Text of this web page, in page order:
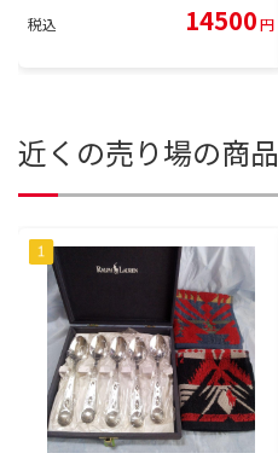
税込 14500円
近くの売り場の商品